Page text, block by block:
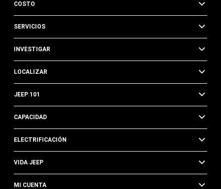
COSTO
SERVICIOS
INVESTIGAR
LOCALIZAR
JEEP 101
CAPACIDAD
ELECTRIFICACIÓN
VIDA JEEP
MI CUENTA